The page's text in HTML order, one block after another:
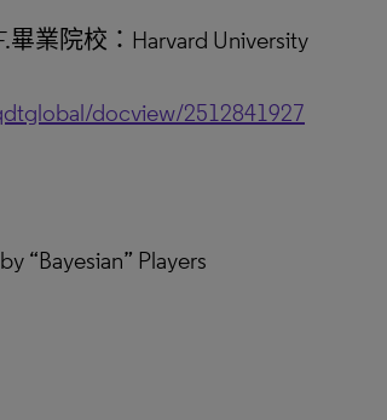
畢業院校：Harvard University
docview/2512841927
“Bayesian” Players